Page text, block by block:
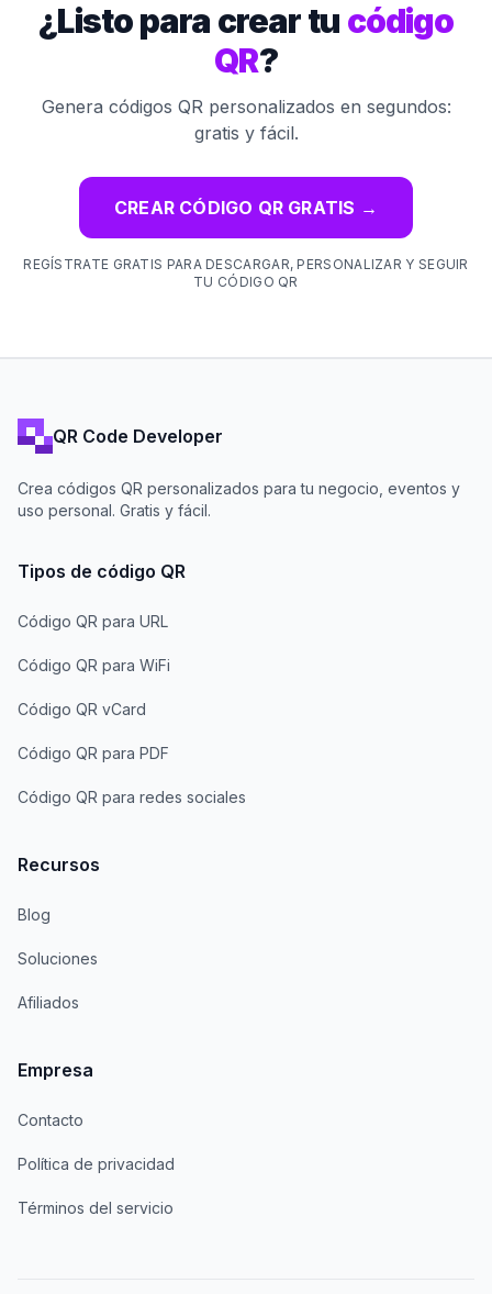
¿Listo para crear tu código
QR?
Genera códigos QR personalizados en segundos:
gratis y fácil.
CREAR CÓDIGO QR GRATIS →
REGÍSTRATE GRATIS PARA DESCARGAR, PERSONALIZAR Y SEGUIR
TU CÓDIGO QR
QR Code Developer
Crea códigos QR personalizados para tu negocio, eventos y
uso personal. Gratis y fácil.
Tipos de código QR
Código QR para URL
Código QR para WiFi
Código QR vCard
Código QR para PDF
Código QR para redes sociales
Recursos
Blog
Soluciones
Afiliados
Empresa
Contacto
Política de privacidad
Términos del servicio